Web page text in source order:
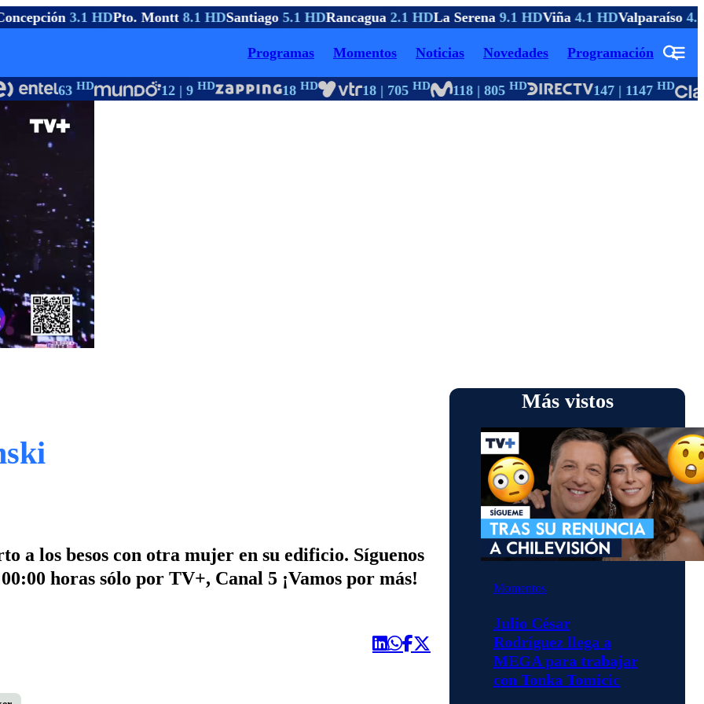
3.1 HDPto. Montt8.1 HDSantiago5.1 HDRancagua2.1 HDLa Serena9.1 HDViña4.1 HDValparaíso4.1
Programas Momentos Noticias Novedades Programación
63HD 12 | 9HD 18HD 18 | 705HD 118 | 805HD 147 | 1147HD
a los besos con otra mujer en su edificio. Síguenos
horas sólo por TV+, Canal 5 ¡Vamos por más!
Más vistos
Momentos
Julio César
Rodríguez llega a
MEGA para trabajar
con Tonka Tomicic